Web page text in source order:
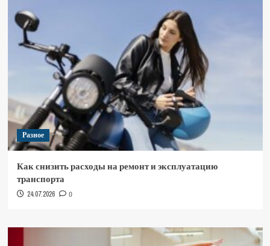
Разное
Как снизить расходы на ремонт и эксплуатацию
транспорта
24.07.2026 0